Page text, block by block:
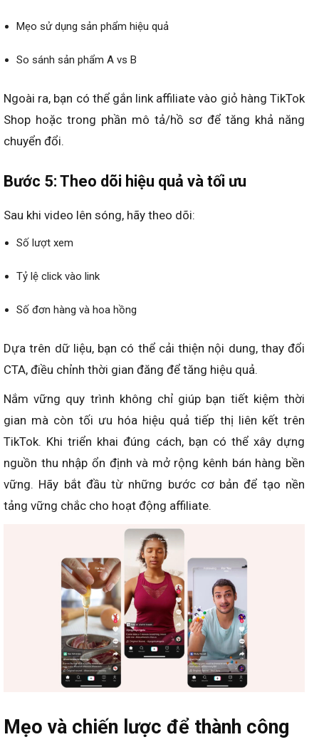
Mẹo sử dụng sản phẩm hiệu quả
So sánh sản phẩm A vs B
Ngoài ra, bạn có thể gắn link affiliate vào giỏ hàng TikTok
Shop hoặc trong phần mô tả/hồ sơ để tăng khả năng
chuyển đổi.
Bước 5: Theo dõi hiệu quả và tối ưu
Sau khi video lên sóng, hãy theo dõi:
Số lượt xem
Tỷ lệ click vào link
Số đơn hàng và hoa hồng
Dựa trên dữ liệu, bạn có thể cải thiện nội dung, thay đổi
CTA, điều chỉnh thời gian đăng để tăng hiệu quả.
Nắm vững quy trình không chỉ giúp bạn tiết kiệm thời
gian mà còn tối ưu hóa hiệu quả tiếp thị liên kết trên
TikTok. Khi triển khai đúng cách, bạn có thể xây dựng
nguồn thu nhập ổn định và mở rộng kênh bán hàng bền
vững. Hãy bắt đầu từ những bước cơ bản để tạo nền
tảng vững chắc cho hoạt động affiliate.
Mẹo và chiến lược để thành công